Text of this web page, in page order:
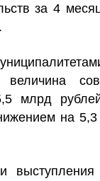
за 4
млрд
на